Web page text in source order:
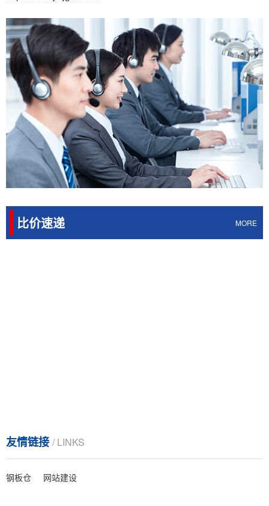
比价速递 MORE
友情链接 / LINKS
钢板仓 网站建设